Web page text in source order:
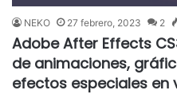
NEKO 27 febrero, 2023 2
Adobe After Effects
de animaciones,
efectos especiales en